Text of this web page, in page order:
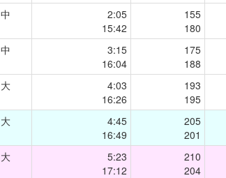
中
2:05
15:42
155
180
中
3:15
16:04
175
188
大
4:03
16:26
193
195
大
4:45
16:49
205
201
大
5:23
17:12
210
204